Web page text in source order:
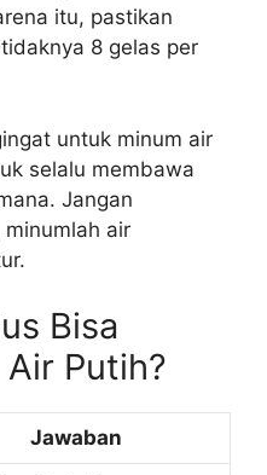
itu, pastikan
8 gelas per
untuk minum air
selalu membawa
Jangan
air
Bisa
Putih?
Jawaban